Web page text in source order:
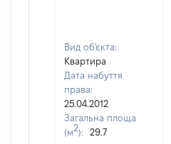
Вид об'єкта:
Квартира
Дата набуття
права:
25.04.2012
Загальна площа
(м2):
29.7